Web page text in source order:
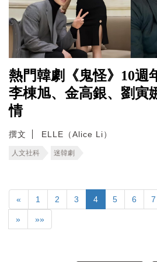
熱門韓劇《鬼怪》10週
李棟旭、金高銀、劉寅
情
撰文 ELLE（Alice Li）
人文社科 迷韓劇
« 1 2 3 4 5 6 7
» »»